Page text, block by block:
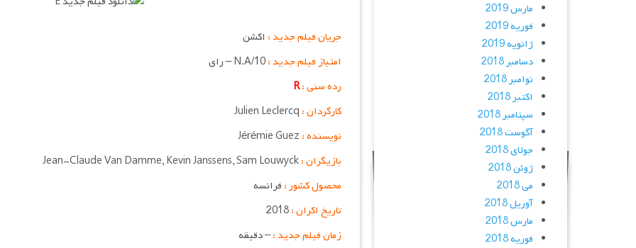
جریان فیلم جدید : اکشن
امتیاز فیلم جدید :N.A/10 – رای
رده سنی :R
کارگردان : Julien Leclercq
نویسنده : Jérémie Guez
بازیگران :
Jean-Claude Van Damme,Kevin Janssens,Sam Louwyck
محصول کشور : فرانسه
تاریخ اکران :2018
زمان فیلم جدید :– دقیقه
مارس 2019
فوریه 2019
ژانویه 2019
دسامبر 2018
نوامبر 2018
اکتبر 2018
سپتامبر 2018
آگوست 2018
جولای 2018
ژوئن 2018
می 2018
آوریل 2018
مارس 2018
فوریه 2018